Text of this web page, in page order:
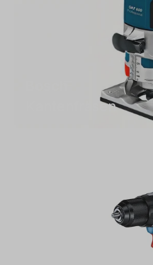
Kantenfräsen